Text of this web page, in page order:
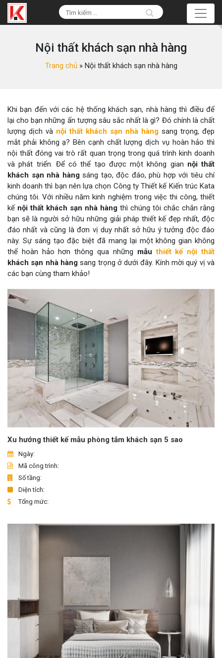
Nội thất khách sạn nhà hàng
Trang chủ» Nội thất khách sạn nhà hàng
Khi bạn đến với các hệ thống khách sạn, nhà hàng thì điều để
lại cho bạn những ấn tượng sâu sắc nhất là gì? Đó chính là chất
lượng dịch và nội thất khách sạn nhà hàng sang trọng, đẹp
mắt phải không ạ? Bên cạnh chất lượng dịch vụ hoàn hảo thì
nội thất đóng vai trò rất quan trọng trong quá trình kinh doanh
và phát triển. Để có thể tạo được một không gian nội thất
khách sạn nhà hàngsáng tạo, độc đáo, phù hợp với tiêu chí
kinh doanh thì bạn nên lựa chọn Công ty Thiết kế Kiến trúc Kata
chúng tôi. Với nhiều năm kinh nghiệm trong việc thi công, thiết
kế nội thất khách sạn nhà hàng thì chúng tôi chắc chắn rằng
bạn sẽ là người sở hữu những giải pháp thiết kế đẹp nhất, độc
đáo nhất và cũng là đơn vị duy nhất sở hữu ý tưởng độc đáo
này. Sự sáng tạo đặc biệt đã mang lại một không gian không
thể hoàn hảo hơn thông qua những mẫuthiết kế nội thất
khách sạn nhà hàngsang trọng ở dưới đây. Kính mời quý vị và
các bạn cùng tham khảo!
Xu hướng thiết kế mẫu phòng tắm khách sạn 5 sao
Ngày:
Mã công trình:
Số tầng:
Diện tích:
Tổng mức: